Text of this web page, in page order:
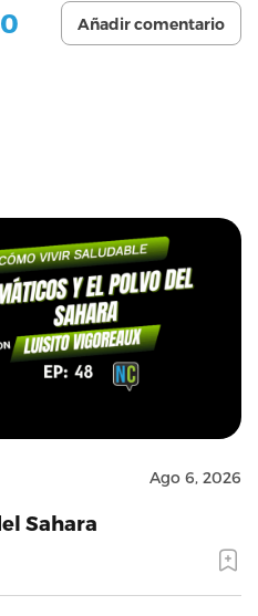
0 Añadir comentario
Ago 6, 2026
Sahara